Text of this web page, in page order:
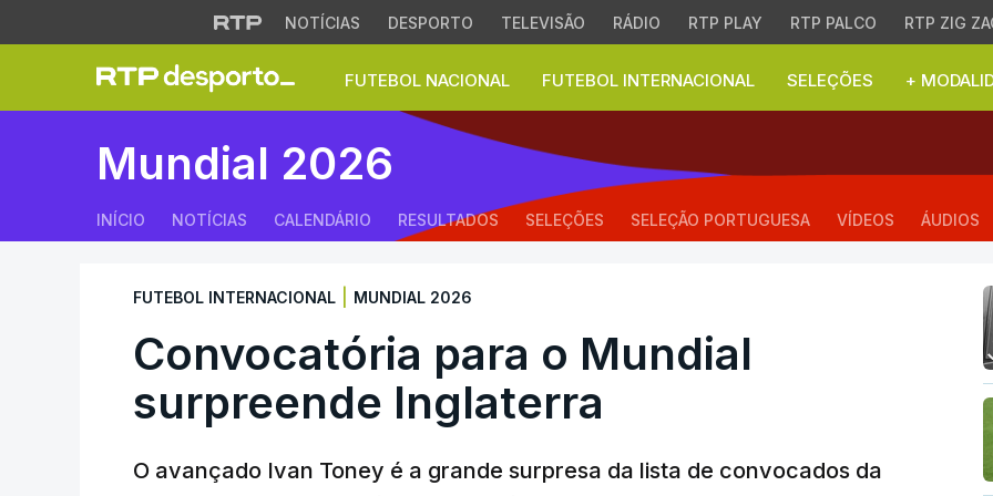
NOTÍCIAS DESPORTO TELEVISÃO RÁDIO RTP PLAY RTP PALCO RTP ZIG
FUTEBOL NACIONAL FUTEBOL INTERNACIONAL SELEÇÕES +
Convocatória para o Mundial surpreende
Mundial 2026
INÍCIO NOTÍCIAS CALENDÁRIO RESULTADOS SELEÇÕES SELEÇÃO PORTUGUESA VÍDEOS ÁUDIOS
FUTEBOL INTERNACIONAL MUNDIAL 2026
Convocatória para o Mundial
surpreende Inglaterra
O avançado Ivan Toney é a grande surpresa da lista de convocados da